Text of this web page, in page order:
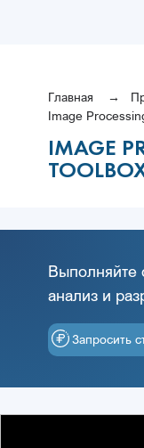
Главная
Image
IMAGE
Выполняйте
анализ и
Запросить